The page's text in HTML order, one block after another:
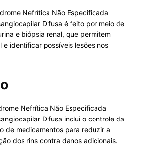
Nefrítica Não Especificada
Difusa é feito por meio de
e biópsia renal, que permitem
e identificar possíveis lesões nos
Nefrítica Não Especificada
Difusa inclui o controle da
de medicamentos para reduzir a
dos rins contra danos adicionais.